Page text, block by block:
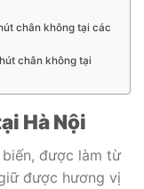
chân không tại các
chân không tại
Hà Nội
được làm từ
được hương vị